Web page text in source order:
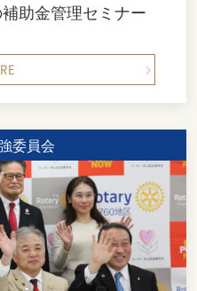
助金管理セミナー
委員会